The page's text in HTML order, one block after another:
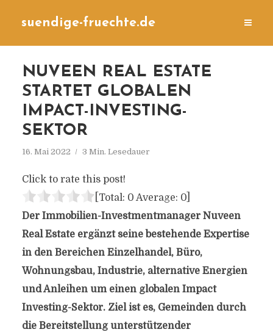
suendige-fruechte.de
NUVEEN REAL ESTATE
STARTET GLOBALEN
IMPACT-INVESTING-
SEKTOR
16. Mai 2022 3 Min. Lesedauer
Click to rate this post!
[Total: 0 Average: 0]
Der Immobilien-Investmentmanager Nuveen
Real Estate ergänzt seine bestehende Expertise
in den Bereichen Einzelhandel, Büro,
Wohnungsbau, Industrie, alternative Energien
und Anleihen um einen globalen Impact
Investing-Sektor. Ziel ist es, Gemeinden durch
die Bereitstellung unterstützender